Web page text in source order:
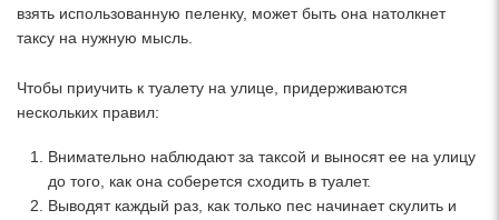
взять использованную пеленку, может быть она натолкнет
таксу на нужную мысль.
Чтобы приучить к туалету на улице, придерживаются
нескольких правил:
Внимательно наблюдают за таксой и выносят ее на улицу
до того, как она соберется сходить в туалет.
Выводят каждый раз, как только пес начинает скулить и